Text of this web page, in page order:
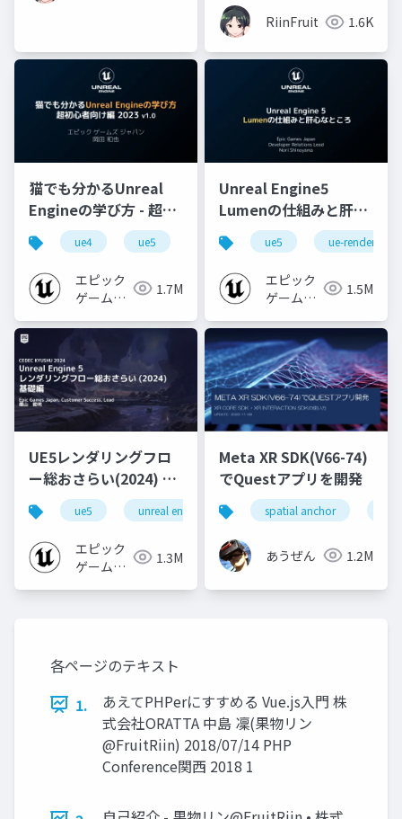
RiinFruit 1.6K
猫でも分かるUnreal
Engineの学び方 - 超初
心者向け編 - 2023 v1.0
ue4 ue5 ue-beginner
エピック
ゲームズ
1.7M
Unreal Engine5
Lumenの仕組みと肝心
なところ
ue5 ue-rendering
エピック
ゲームズ
1.5M
UE5レンダリングフロ
ー総おさらい(2024) 基
礎編！
[CEDEC+KYUSHU
2024]
ue5 unreal engine ue-rendering
エピック
ゲームズ
1.3M
Meta XR SDK(V66-74)
でQuestアプリを開発
spatial anchor
あうぜん 1.2M
各ページのテキスト
1.
あえてPHPerにすすめる Vue.js入門 株
式会社ORATTA 中島 凜(果物リン
@FruitRiin) 2018/07/14 PHP
Conference関西 2018 1